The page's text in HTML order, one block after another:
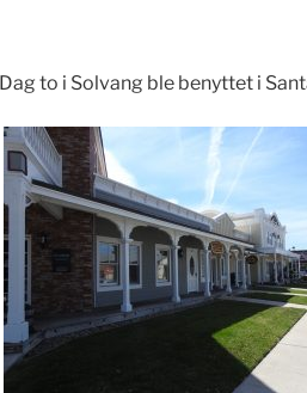
Dag to i Solvang ble benyttet i